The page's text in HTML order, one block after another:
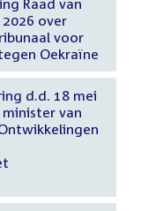
Raad van
2026 over
voor
Oekraïne
d.d. 18 mei
minister van